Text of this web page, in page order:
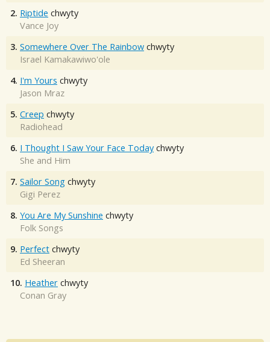
2. Riptide chwyty
Vance Joy
3. Somewhere Over The Rainbow chwyty
Israel Kamakawiwo'ole
4. I'm Yours chwyty
Jason Mraz
5. Creep chwyty
Radiohead
6. I Thought I Saw Your Face Today chwyty
She and Him
7. Sailor Song chwyty
Gigi Perez
8. You Are My Sunshine chwyty
Folk Songs
9. Perfect chwyty
Ed Sheeran
10. Heather chwyty
Conan Gray